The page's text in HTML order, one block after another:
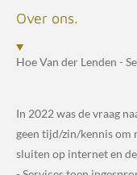
Over ons.
Hoe Van der Lenden -
In 2022 was de vraag
geen tijd/zin/kennis om
sluiten op internet en